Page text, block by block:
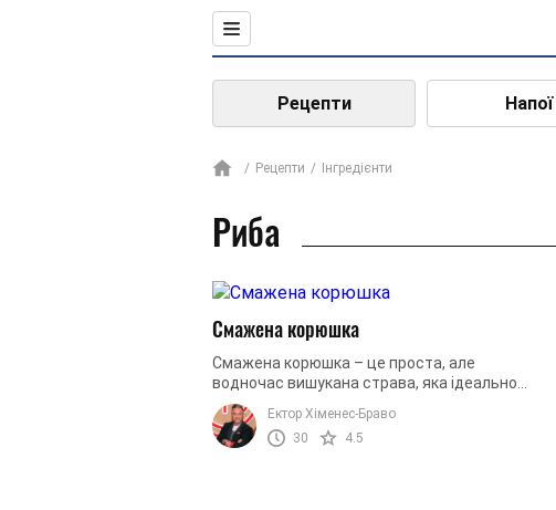
Рецепти Напої
Рецепти Інгредієнти
Риба
Смажена корюшка
Смажена корюшка – це проста, але
водночас вишукана страва, яка ідеально
підходить для тих, хто цінує хрустку
скоринку та ніжний смак риби. Її можна ...
Ектор Хіменес-Браво
30
4.5